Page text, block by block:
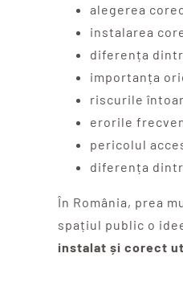
alegerea
instalarea
diferența
importanța
riscurile
erorile
pericolul
diferența
În România, prea
spațiul public o
instalat și corect